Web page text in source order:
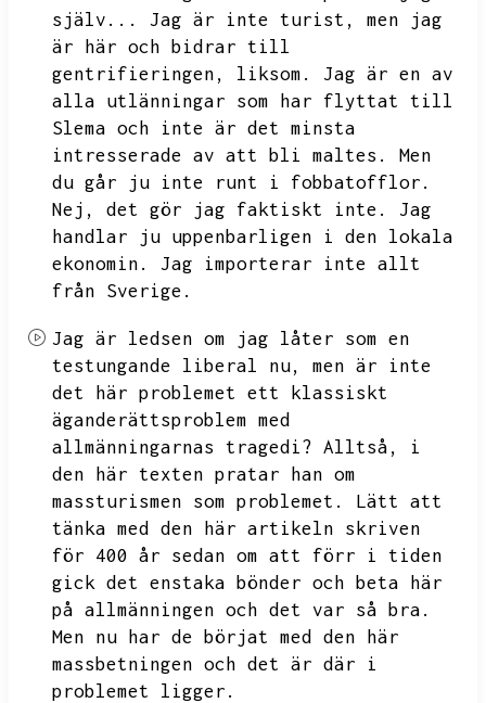
själv...
Jag är inte turist,
men jag
är här och bidrar till
gentrifieringen,
liksom.
Jag är en av
alla utlänningar som har flyttat till
Slema och inte är det minsta
intresserade av att bli maltes.
Men
du går ju inte runt i fobbatofflor.
Nej,
det gör jag faktiskt inte.
Jag
handlar ju uppenbarligen i den lokala
ekonomin.
Jag importerar inte allt
från Sverige.
Jag är ledsen om jag låter som en
testungande liberal nu,
men är inte
det här problemet ett klassiskt
äganderättsproblem med
allmänningarnas tragedi? Alltså,
i
den här texten pratar han om
massturismen som problemet.
Lätt att
tänka med den här artikeln skriven
för 400 år sedan om att förr i tiden
gick det enstaka bönder och beta här
på allmänningen och det var så bra.
Men nu har de börjat med den här
massbetningen och det är där i
problemet ligger.